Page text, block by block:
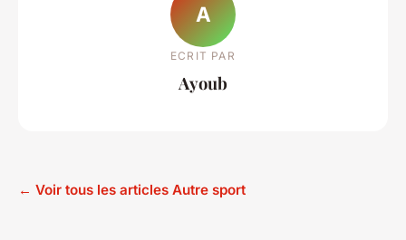
A
ECRIT PAR
Ayoub
← Voir tous les articles Autre sport